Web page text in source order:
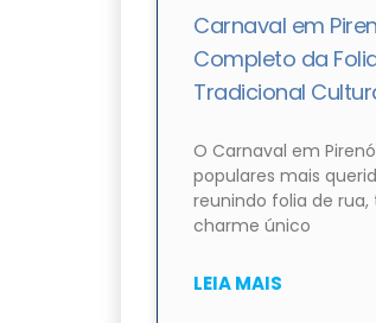
Carnaval em
Completo da
Tradicional
O Carnaval em
populares mais
reunindo folia de
charme único
LEIA MAIS